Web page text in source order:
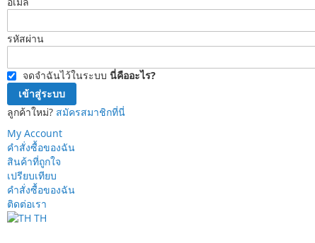
รหัสผ่าน
จดจำฉันไว้ในระบบ นี่คืออะไร?
เข้าสู่ระบบ
ลูกค้าใหม่? สมัครสมาชิกที่นี่
My Account
คำสั่งซื้อของฉัน
สินค้าที่ถูกใจ
เปรียบเทียบ
คำสั่งซื้อของฉัน
ติดต่อเรา
TH